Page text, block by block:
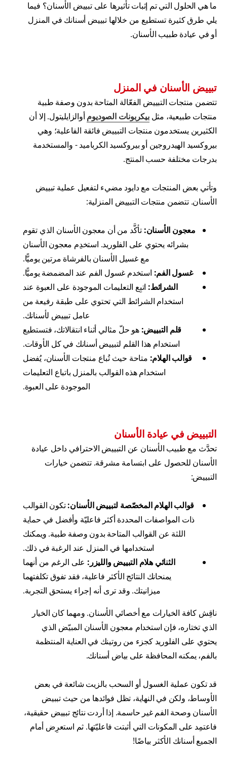
ما هي الحلول التي تم إثبات تأثيرها على تبييض الأسنان؟ فيما
يلي طرق كثيرة تستطيع من خلالها تبييض أسنانك في المنزل
أو في عيادة طبيب الأسنان.
تبييض الأسنان في المنزل
تتضمن منتجات التبييض الفعّالة المتاحة بدون وصفة طبية
منتجات طبيعية، مثلبيكربونات الصوديومأوالزايليتول. إلا أن
الكثيرين يستخدمون منتجات التبييض فائقة الفاعلية؛ وهي
بيروكسيد الهيدروجين أو بيروكسيد الكرباميد - والمستخدمة
بدرجات مختلفة حسب المنتج.
وتأتي بعض المنتجات مع دايود مضيء لتفعيل عملية تبييض
الأسنان. تتضمن منتجات التبييض المنزلية:
معجون الأسنان: تأكَّد من أن معجون الأسنان الذي تقوم
بشرائه يحتوي على الفلوريد. استخدِم معجون الأسنان
مع غسيل الأسنان بالفرشاة مرتين يوميًّا.
غسول الفم: استخدم غسول الفم عند المضمضة يوميًّا.
الشرائط: اتبِع التعليمات الموجودة على العبوة عند
استخدام الشرائط التي تحتوي على طبقة رفيعة من
عامل تبييض لأسنانك.
قلم التبييض: هو حلّ مثالي أثناء انتقالاتك، فتستطيع
استخدام هذا القلم لتبييض أسنانك في كل الأوقات.
قوالب الهلام: متاحة حيث تُباع منتجات الأسنان، يُفضل
استخدام هذه القوالب بالمنزل باتباع التعليمات
الموجودة على العبوة.
التبييض في عيادة الأسنان
تحدَّث مع طبيب الأسنان عن التبييض الاحترافي داخل عيادة
الأسنان للحصول على ابتسامة مشرقة. تتضمن خيارات
التبييض:
قوالب الهلام المخصّصة لتبييض الأسنان:تكون القوالب
ذات المواصفات المحددة أكثر فاعليّة وأفضل في حماية
اللثة عن القوالب المتاحة بدون وصفة طبية. ويمكنك
استخدامها في المنزل عند الرغبة في ذلك.
الثنائي هلام التبييض والليزر: على الرغم من أنهما
يمنحانك النتائج الأكثر فاعلية، فقد تفوق تكلفتهما
ميزانيتك. وقد ترى أنه إجراء يستحق التجربة.
ناقِش كافة الخيارات مع أخصائي الأسنان. ومهما كان الخيار
الذي تختاره، فإن استخدام معجون الأسنان المبيّض الذي
يحتوي على الفلوريد كجزء من روتينك في العناية المنتظمة
بالفم، يمكنه المحافظة على بياض أسنانك.
قد تكون عملية الغسول أو السحب بالزيت شائعة في بعض
الأوساط، ولكن في النهاية، تظل فوائدها من حيث تببيض
الأسنان وصحة الفم غير حاسمة. إذا أردت نتائج تبييض حقيقية،
فاعتمِد على المكونات التي أثبتت فاعليّتها. ثم استعرِض أمام
الجميع أسنانك الأكثر بياضًا!